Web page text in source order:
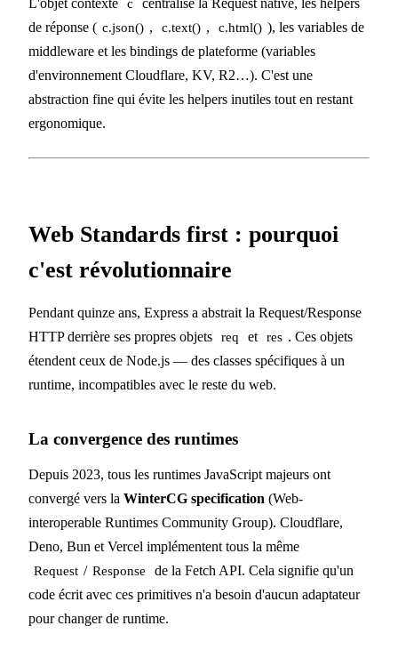
L'objet contexte c
centralise la Request native, les helpers
de réponse ( c.json() , c.text() , c.html() ), les variables de
middleware et les bindings de plateforme (variables
d'environnement Cloudflare, KV, R2…). C'est une
abstraction fine qui évite les helpers inutiles tout en restant
ergonomique.
Web Standards first : pourquoi
c'est révolutionnaire
Pendant quinze ans, Express a abstrait la Request/Response
HTTP derrière ses propres objets
req et res . Ces objets
étendent ceux de Node.js — des classes spécifiques à un
runtime, incompatibles avec le reste du web.
La convergence des runtimes
Depuis 2023, tous les runtimes JavaScript majeurs ont
convergé vers la WinterCG specification (Web-
interoperable Runtimes Community Group). Cloudflare,
Deno, Bun et Vercel implémentent tous la même
Request / Response
de la Fetch API. Cela signifie qu'un
code écrit avec ces primitives n'a besoin d'aucun adaptateur
pour changer de runtime.